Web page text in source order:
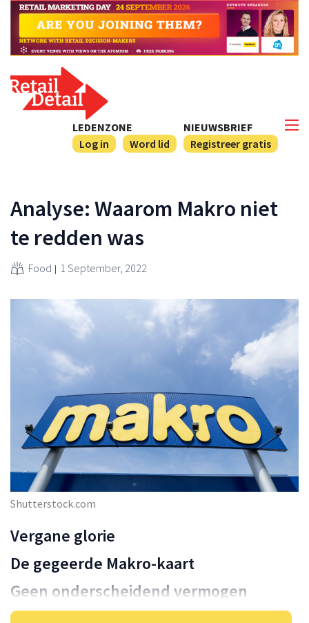
NIEUWSBRIEF
Registreer gratis
LEDENZONE
Log in
Word lid
Analyse: Waarom Makro niet
te redden was
Food 1 September, 2022
Shutterstock.com
Vergane glorie
De gegeerde Makro-kaart
Geen onderscheidend vermogen